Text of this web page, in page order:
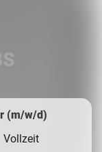
(m/w/d)
Vollzeit